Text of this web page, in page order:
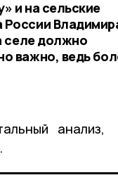
и на сельские
селе должно
важно, ведь
анализ,